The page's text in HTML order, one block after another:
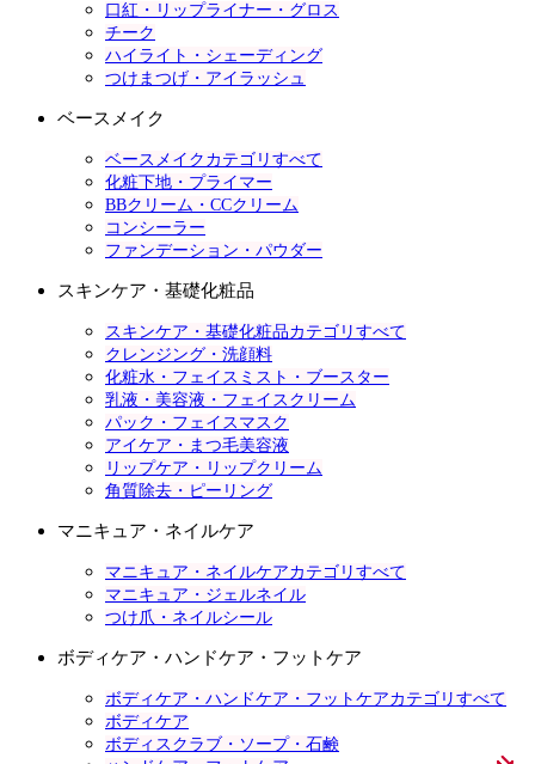
口紅・リップライナー・グロス
チーク
ハイライト・シェーディング
つけまつげ・アイラッシュ
ベースメイク
ベースメイクカテゴリすべて
化粧下地・プライマー
BBクリーム・CCクリーム
コンシーラー
ファンデーション・パウダー
スキンケア・基礎化粧品
スキンケア・基礎化粧品カテゴリすべて
クレンジング・洗顔料
化粧水・フェイスミスト・ブースター
乳液・美容液・フェイスクリーム
パック・フェイスマスク
アイケア・まつ毛美容液
リップケア・リップクリーム
角質除去・ピーリング
マニキュア・ネイルケア
マニキュア・ネイルケアカテゴリすべて
マニキュア・ジェルネイル
つけ爪・ネイルシール
ボディケア・ハンドケア・フットケア
ボディケア・ハンドケア・フットケアカテゴリすべて
ボディケア
ボディスクラブ・ソープ・石鹸